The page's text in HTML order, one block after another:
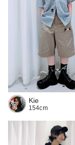
Kie
154cm